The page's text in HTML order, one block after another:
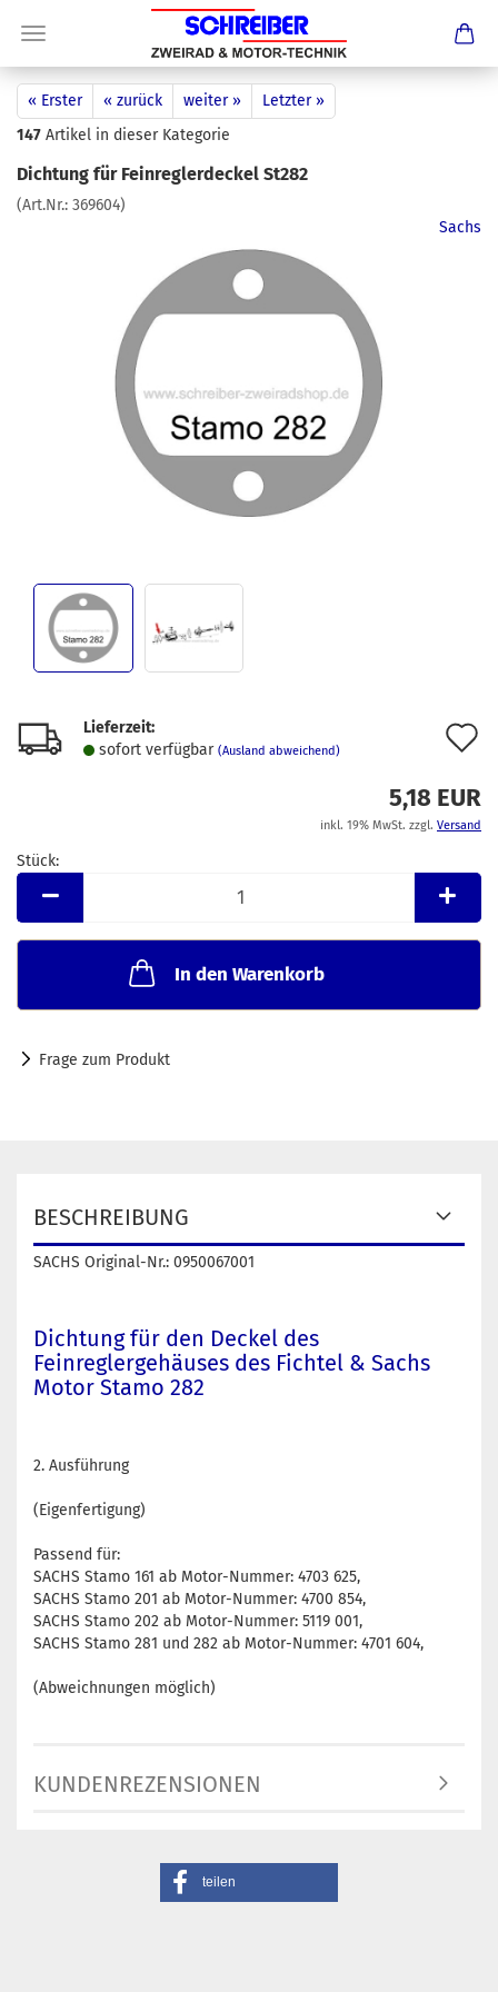
« Erster « zurück weiter »
Letzter »
147 Artikel in dieser Kategorie
Dichtung für Feinreglerdeckel St282
(Art.Nr.: 369604)
Sachs
Lieferzeit:
sofort verfügbar (Ausland abweichend)
5,18 EUR
inkl. 19% MwSt. zzgl. Versand
Stück:
Stück
In den Warenkorb
Frage zum Produkt
BESCHREIBUNG
SACHS Original-Nr.: 0950067001
Dichtung für den Deckel des
Feinreglergehäuses des Fichtel & Sachs
Motor Stamo 282
2. Ausführung
(Eigenfertigung)
Passend für:
SACHS Stamo 161 ab Motor-Nummer: 4703 625,
SACHS Stamo 201 ab Motor-Nummer: 4700 854,
SACHS Stamo 202 ab Motor-Nummer: 5119 001,
SACHS Stamo 281 und 282 ab Motor-Nummer: 4701 604,
(Abweichnungen möglich)
KUNDENREZENSIONEN
teilen